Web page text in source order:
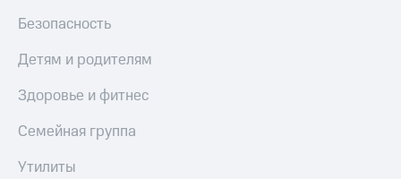
Безопасность
Детям и родителям
Здоровье и фитнес
Семейная группа
Утилиты